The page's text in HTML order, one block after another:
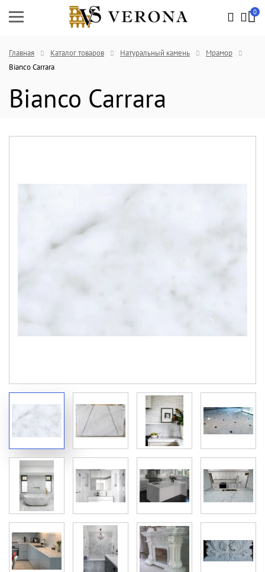
0
Главная Каталог товаров Натуральный камень
Мрамор
Bianco Carrara
Bianco Carrara